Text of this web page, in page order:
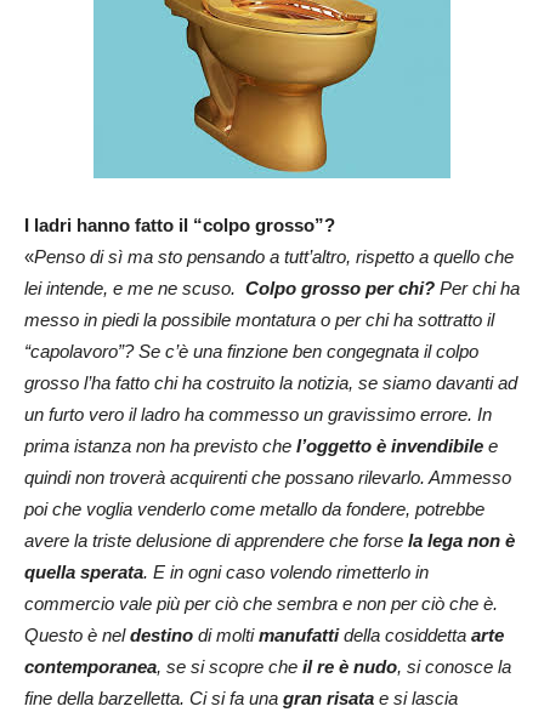
I ladri hanno fatto il “colpo grosso”?
«Penso di sì ma sto pensando a tutt’altro, rispetto a quello che
lei intende, e me ne scuso. Colpo grosso per chi? Per chi ha
messo in piedi la possibile montatura o per chi ha sottratto il
“capolavoro”? Se c’è una finzione ben congegnata il colpo
grosso l’ha fatto chi ha costruito la notizia, se siamo davanti ad
un furto vero il ladro ha commesso un gravissimo errore. In
prima istanza non ha previsto che l’oggetto è invendibile e
quindi non troverà acquirenti che possano rilevarlo. Ammesso
poi che voglia venderlo come metallo da fondere, potrebbe
avere la triste delusione di apprendere che forse la lega non è
quella sperata. E in ogni caso volendo rimetterlo in
commercio vale più per ciò che sembra e non per ciò che è.
Questo è neldestino di moltimanufattidella cosiddetta arte
contemporanea, se si scopre che il re è nudo, si conosce la
fine della barzelletta. Ci si fa una gran risata e si lascia